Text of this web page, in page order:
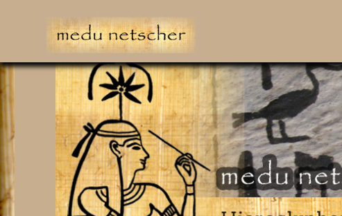
Die Hieroglyphen sind längst keine geheime Schriftsprache mehr